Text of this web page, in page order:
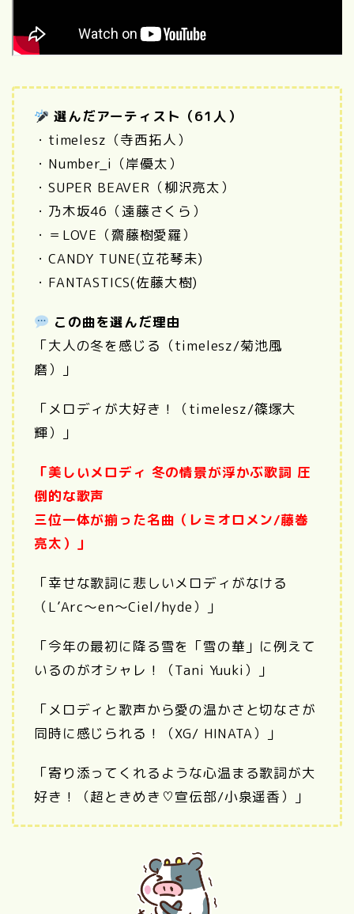
選んだアーティスト（61人）
・timelesz（寺西拓人）
・Number_i（岸優太）
・SUPER BEAVER（柳沢亮太）
・乃木坂46（遠藤さくら）
・＝LOVE （齋藤樹愛羅）
・CANDY TUNE(立花琴未)
・ FANTASTICS(佐藤大樹)
この曲を選んだ理由
「大人の冬を感じる（timelesz/菊池風
磨）」
「メロディが大好き！（timelesz/篠塚大
輝）」
「美しいメロディ 冬の情景が浮かぶ歌詞 圧
倒的な歌声
三位一体が揃った名曲（レミオロメン/藤巻
亮太）」
「幸せな歌詞に悲しいメロディがなける
（L’Arc〜en〜Ciel/hyde）」
「今年の最初に降る雪を「雪の華」に例えて
いるのがオシャレ！（Tani Yuuki）」
「メロディと歌声から愛の温かさと切なさが
同時に感じられる！（XG/ HINATA）」
「寄り添ってくれるような心温まる歌詞が大
好き！（超ときめき♡宣伝部/小泉遥香）」